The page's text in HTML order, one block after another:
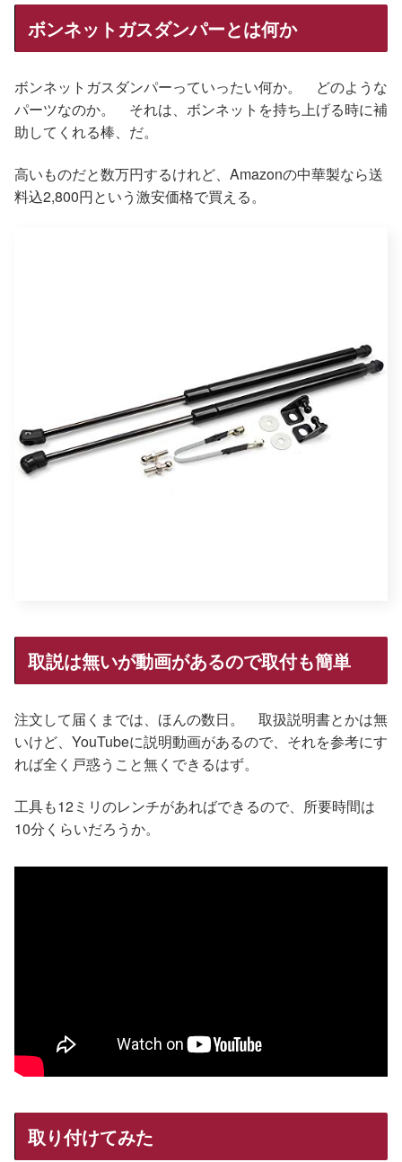
ボンネットガスダンパーとは何か
ボンネットガスダンパーっていったい何か。 どのような
パーツなのか。 それは、ボンネットを持ち上げる時に補
助してくれる棒、だ。
高いものだと数万円するけれど、Amazonの中華製なら送
料込2,800円という激安価格で買える。
取説は無いが動画があるので取付も簡単
注文して届くまでは、ほんの数日。 取扱説明書とかは無
いけど、YouTubeに説明動画があるので、それを参考にす
れば全く戸惑うこと無くできるはず。
工具も12ミリのレンチがあればできるので、所要時間は
10分くらいだろうか。
取り付けてみた